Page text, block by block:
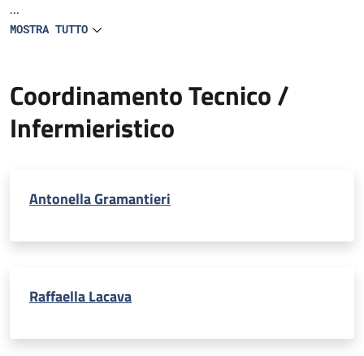
L'immediato periodo postoperatorio è solitamente svolto nel
MOSTRA TUTTO
Coordinamento Tecnico /
Infermieristico
Antonella Gramantieri
Raffaella Lacava